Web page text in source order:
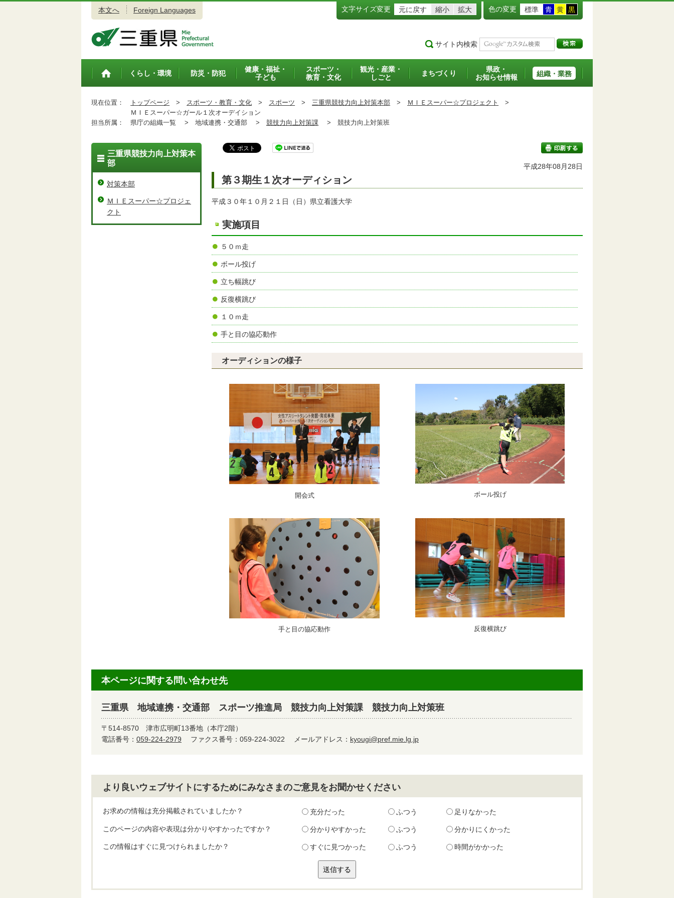
本文へ Foreign Languages 文字サイズ変更 元に戻す 縮小 拡大 色の変更 標準 青 黄 黒
サイト内検索
トップペ
くらし・環境 防災・防犯
健康・福祉・
子ども
スポーツ・
教育・文化
観光・産業・
しごと
まちづくり
県政・
お知らせ情報
組織・業務
現在位置： トップページ > スポーツ・教育・文化 > スポーツ > 三重県競技力向上対策本部 > ＭＩＥスーパー☆プロジェクト
>
ＭＩＥスーパー☆ガール１次オーデイション
担当所属：
県庁の組織一覧 > 地域連携・交通部 > 競技力向上対策課 > 競技力向上対策班
印刷する
平成28年08月28日
第３期生１次オーディション
平成３０年１０月２１日（日）県立看護大学
実施項目
５０ｍ走
ボール投げ
立ち幅跳び
反復横跳び
１０ｍ走
手と目の協応動作
オーディションの様子
開会式 ボール投げ
手と目の協応動作 反復横跳び
三重県競技力向上対策本
部
対策本部
ＭＩＥスーパー☆プロジェ
クト
本ページに関する問い合わせ先
三重県 地域連携・交通部 スポーツ推進局 競技力向上対策課 競技力向上対策班
〒514-8570 津市広明町13番地（本庁2階）
電話番号： 059-224-2979 ファクス番号：059-224-3022 メールアドレス： kyougi@pref.mie.lg.jp
より良いウェブサイトにするためにみなさまのご意見をお聞かせください
お求めの情報は充分掲載されていましたか？ 充分だった ふつう 足りなかった
このページの内容や表現は分かりやすかったですか？ 分かりやすかった ふつう 分かりにくかった
この情報はすぐに見つけられましたか？ すぐに見つかった ふつう 時間がかかった